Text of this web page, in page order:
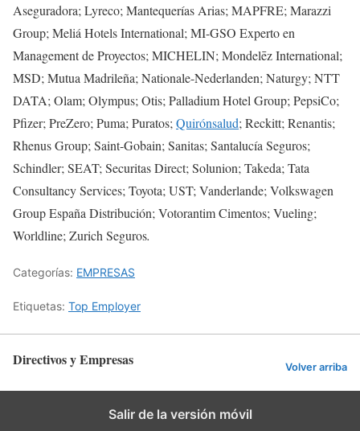
Aseguradora; Lyreco; Mantequerías Arias; MAPFRE; Marazzi
Group; Meliá Hotels International; MI-GSO Experto en
Management de Proyectos; MICHELIN; Mondelēz International;
MSD; Mutua Madrileña; Nationale-Nederlanden; Naturgy; NTT
DATA; Olam; Olympus; Otis; Palladium Hotel Group; PepsiCo;
Pfizer; PreZero; Puma; Puratos; Quirónsalud; Reckitt; Renantis;
Rhenus Group; Saint-Gobain; Sanitas; Santalucía Seguros;
Schindler; SEAT; Securitas Direct; Solunion; Takeda; Tata
Consultancy Services; Toyota; UST; Vanderlande; Volkswagen
Group España Distribución; Votorantim Cimentos; Vueling;
Worldline; Zurich Seguros.
Categorías: EMPRESAS
Etiquetas: Top Employer
Directivos y Empresas Volver arriba
Salir de la versión móvil